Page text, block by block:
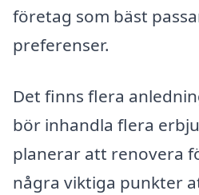
företag som bäst
preferenser.
Det finns flera
bör inhandla flera
planerar att renovera
några viktiga punkter